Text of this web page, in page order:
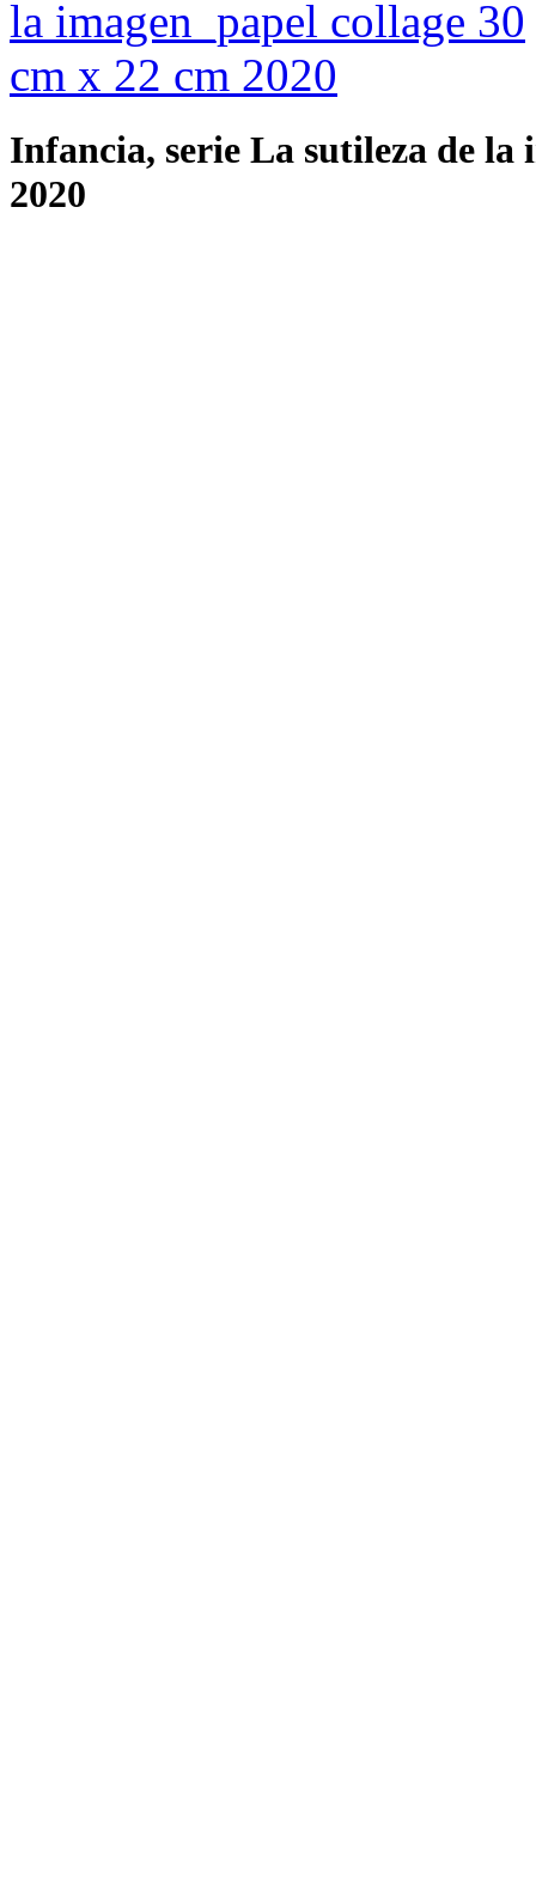
Infancia, serie La sutileza de la
2020